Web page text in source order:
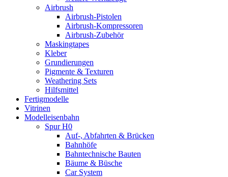
Airbrush
Airbrush-Pistolen
Airbrush-Kompressoren
Airbrush-Zubehör
Maskingtapes
Kleber
Grundierungen
Pigmente & Texturen
Weathering Sets
Hilfsmittel
Fertigmodelle
Vitrinen
Modelleisenbahn
Spur H0
Auf-, Abfahrten & Brücken
Bahnhöfe
Bahntechnische Bauten
Bäume & Büsche
Car System